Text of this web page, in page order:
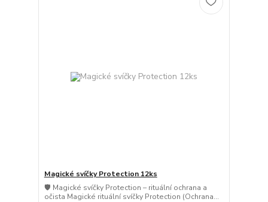
Magické svíčky Protection 12ks
🛡️ Magické svíčky Protection – rituální ochrana a
očista Magické rituální svíčky Protection (Ochrana...